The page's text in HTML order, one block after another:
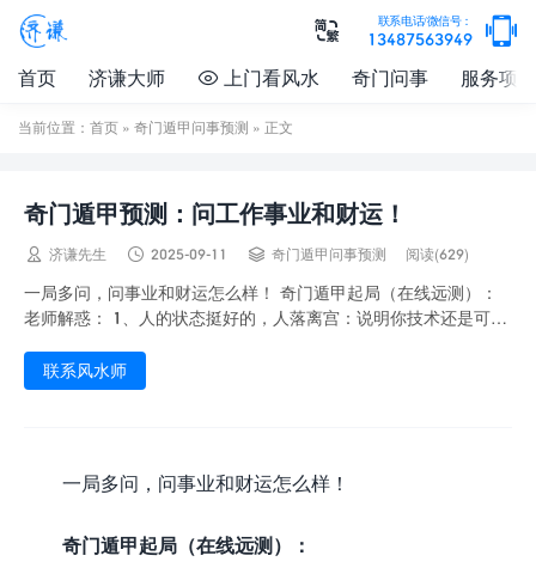
联系电话/微信号：
13487563949 

首页 济谦大师  上门看风水 奇门问事 服务项目
当前位置： 首页 » 奇门遁甲问事预测 » 正文
奇门遁甲预测：问工作事业和财运！
 济谦先生  2025-09-11  奇门遁甲问事预测 阅读(629)
一局多问，问事业和财运怎么样！ 奇门遁甲起局（在线远测）：
老师解惑： 1、人的状态挺好的，人落离宫：说明你技术还是可以
联系风水师
一局多问，问事业和财运怎么样！
奇门遁甲起局（在线远测）：